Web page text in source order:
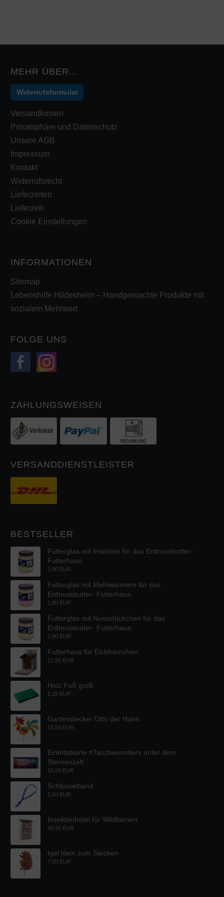
MEHR ÜBER...
Widerrufsformular
Versandkosten
Privatsphäre und Datenschutz
Unsere AGB
Impressum
Kontakt
Widerrufsrecht
Lieferzeiten
Lieferzeit
Cookie Einstellungen
INFORMATIONEN
Sitemap
Lebenshilfe Hildesheim – Handgemachte Produkte mit
sozialem Mehrwert
FOLGE UNS
ZAHLUNGSWEISEN
VERSANDDIENSTLEISTER
BESTSELLER
Futterglas mit Insekten für das Erdnussbutter-
Futterhaus
2,80 EUR
Futterglas mit Mehlwürmern für das
Erdnussbutter- Futterhaus
2,80 EUR
Futterglas mit Nussstückchen für das
Erdnussbutter- Futterhaus
2,80 EUR
Futterhaus für Eichhörnchen
17,90 EUR
Holz Fuß groß
2,25 EUR
Gartenstecker Otto der Hahn
15,50 EUR
Eintrittskarte #Tanzbesonders unter dem
Sternenzelt
10,00 EUR
Schlüsselband
2,50 EUR
Insektenhotel für Wildbienen
48,90 EUR
Igel klein zum Stecken
7,50 EUR